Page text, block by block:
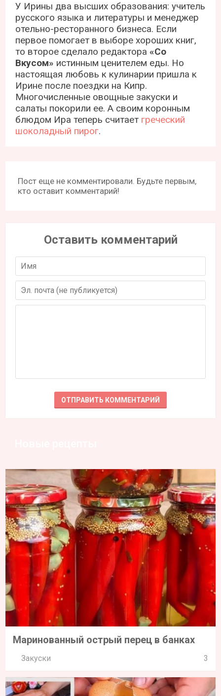
У Ирины два высших образования: учитель
русского языка и литературы и менеджер
отельно-ресторанного бизнеса. Если
первое помогает в выборе хороших книг,
то второе сделало редактора«Со
Вкусом» истинным ценителем еды. Но
настоящая любовь к кулинарии пришла к
Ирине после поездки на Кипр.
Многочисленные овощные закуски и
салаты покорили ее. А своим коронным
блюдом Ира теперь считает греческий
шоколадный пирог.
Пост еще не комментировали. Будьте первым,
кто оставит комментарий!
Оставить комментарий
Маринованный острый перец в банках
Закуски 3